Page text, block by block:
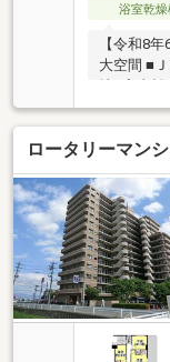
浴室乾燥
【令和8
大空間 ■
斎など多
ロータリーマン